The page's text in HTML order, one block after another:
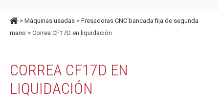
> Máquinas usadas > Fresadoras CNC bancada fija de segunda
mano > Correa CF17D en liquidación
CORREA CF17D EN
LIQUIDACIÓN